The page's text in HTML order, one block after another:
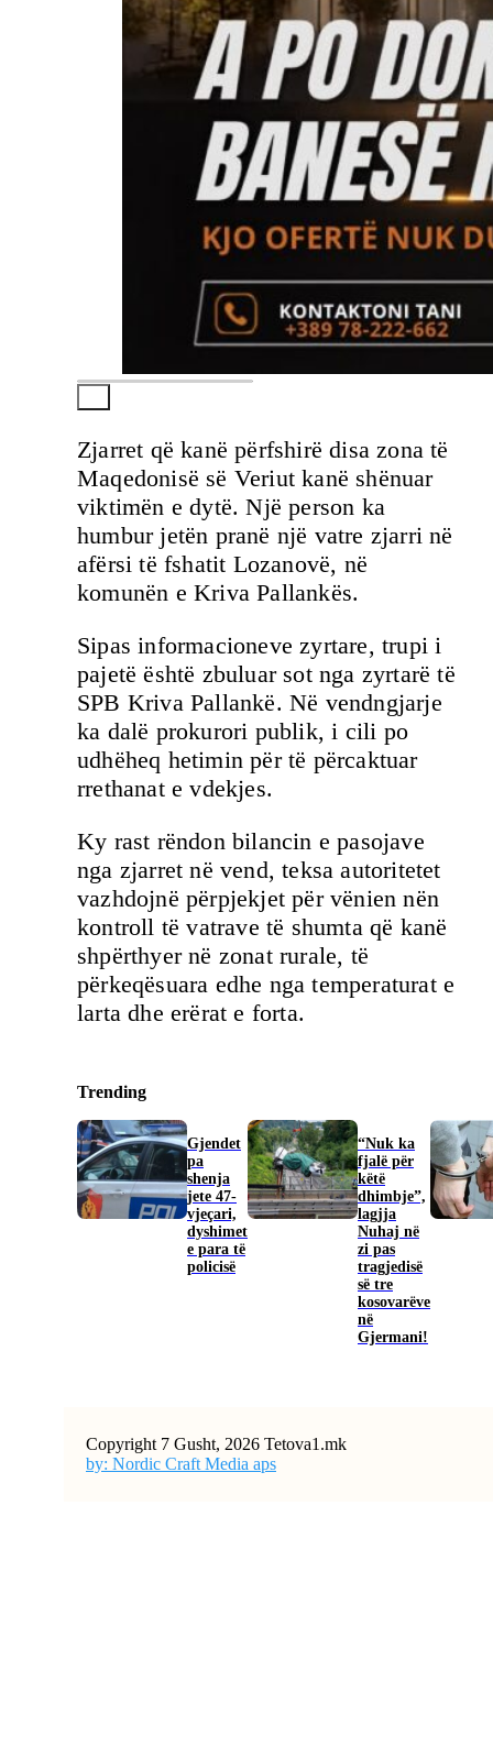
Zjarret që kanë përfshirë disa zona të
Maqedonisë së Veriut kanë shënuar
viktimën e dytë. Një person ka
humbur jetën pranë një vatre zjarri në
afërsi të fshatit Lozanovë, në
komunën e Kriva Pallankës.
Sipas informacioneve zyrtare, trupi i
pajetë është zbuluar sot nga zyrtarë të
SPB Kriva Pallankë. Në vendngjarje
ka dalë prokurori publik, i cili po
udhëheq hetimin për të përcaktuar
rrethanat e vdekjes.
Ky rast rëndon bilancin e pasojave
nga zjarret në vend, teksa autoritetet
vazhdojnë përpjekjet për vënien nën
kontroll të vatrave të shumta që kanë
shpërthyer në zonat rurale, të
përkeqësuara edhe nga temperaturat e
larta dhe erërat e forta.
Trending
Gjendet
pa
shenja
jete 47-
vjeçari,
dyshimet
e para të
policisë
“Nuk ka
fjalë për
këtë
dhimbje”,
lagjja
Nuhaj në
zi pas
tragjedisë
së tre
kosovarëve
në
Gjermani!
Copyright 7 Gusht, 2026 Tetova1.mk
by: Nordic Craft Media aps